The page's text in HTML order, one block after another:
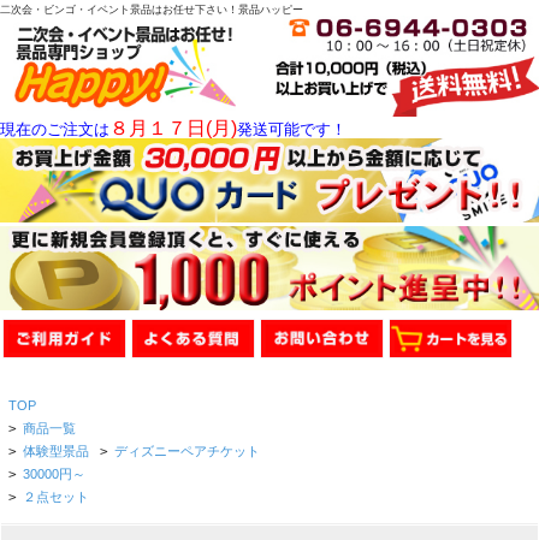
二次会・ビンゴ・イベント景品はお任せ下さい！景品ハッピー
現在のご注文は ８月１７日(月)発送可能です！
TOP
> 商品一覧
> 体験型景品 > ディズニーペアチケット
> 30000円～
> ２点セット